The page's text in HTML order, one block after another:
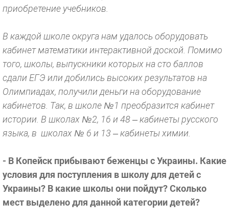
приобретение учебников.
В каждой школе округа нам удалось оборудовать
кабинет математики интерактивной доской. Помимо
того, школы, выпускники которых на сто баллов
сдали ЕГЭ или добились высоких результатов на
Олимпиадах, получили деньги на оборудование
кабинетов. Так, в школе №1 преобразится кабинет
истории. В школах №2, 16 и 48 – кабинеты русского
языка, в школах № 6 и 13 – кабинеты химии.
- В Копейск прибывают беженцы с Украины. Какие
условия для поступления в школу для детей с
Украины? В какие школы они пойдут? Сколько
мест выделено для данной категории детей?